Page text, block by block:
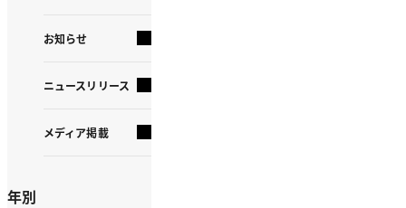
お知らせ
ニュースリリース
メディア掲載
年別